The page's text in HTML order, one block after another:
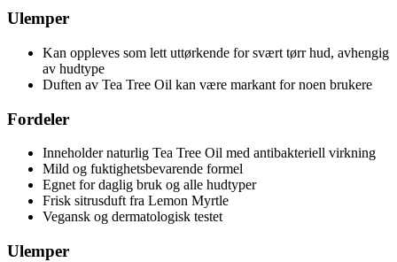
Ulemper
Kan oppleves som lett uttørkende for svært tørr hud, avhengig
av hudtype
Duften av Tea Tree Oil kan være markant for noen brukere
Fordeler
Inneholder naturlig Tea Tree Oil med antibakteriell virkning
Mild og fuktighetsbevarende formel
Egnet for daglig bruk og alle hudtyper
Frisk sitrusduft fra Lemon Myrtle
Vegansk og dermatologisk testet
Ulemper